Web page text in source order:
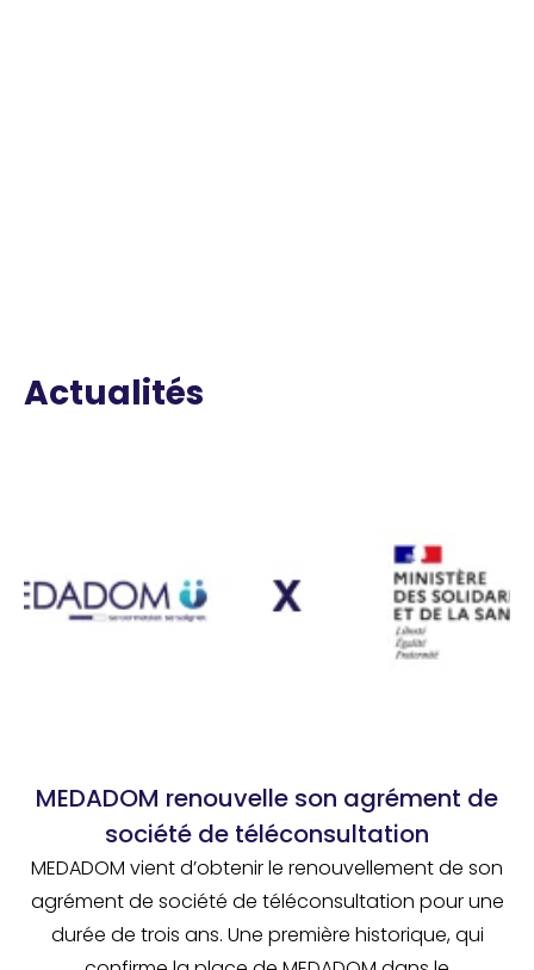
Actualités
MEDADOM renouvelle son agrément de
société de téléconsultation
MEDADOM vient d’obtenir le renouvellement de son
agrément de société de téléconsultation pour une
durée de trois ans. Une première historique, qui